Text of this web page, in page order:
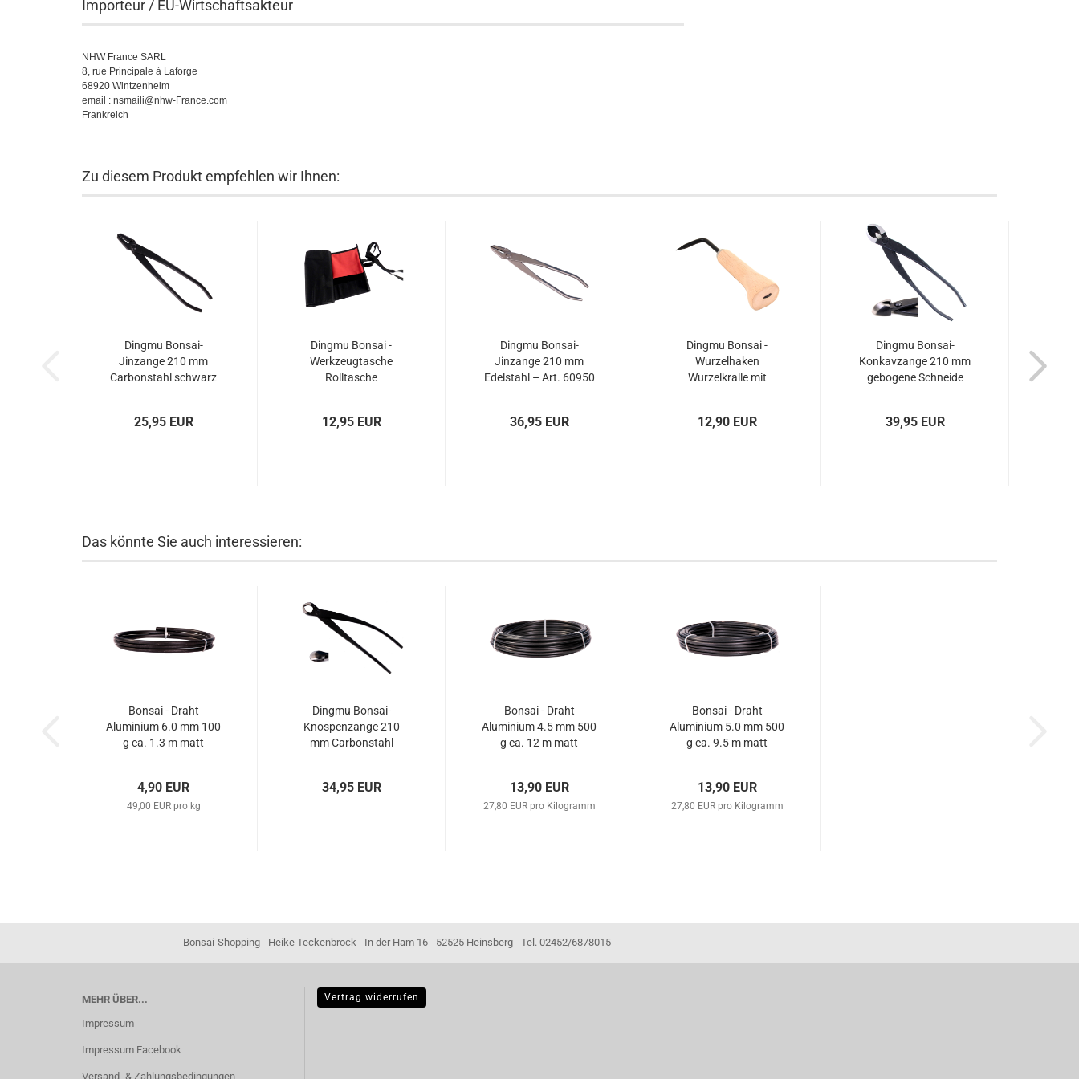
Importeur / EU-Wirtschaftsakteur
NHW France SARL
8, rue Principale à Laforge
68920 Wintzenheim
email : nsmaili@nhw-France.com
Frankreich
Zu diesem Produkt empfehlen wir Ihnen:
Dingmu Bonsai-
Jinzange 210 mm
Carbonstahl schwarz
25,95 EUR
Dingmu Bonsai -
Werkzeugtasche
Rolltasche
12,95 EUR
Dingmu Bonsai-
Jinzange 210 mm
Edelstahl – Art. 60950
36,95 EUR
Dingmu Bonsai -
Wurzelhaken
Wurzelkralle mit
12,90 EUR
Dingmu Bonsai-
Konkavzange 210 mm
gebogene Schneide
39,95 EUR
Das könnte Sie auch interessieren:
Bonsai - Draht
Aluminium 6.0 mm 100
g ca. 1.3 m matt
4,90 EUR
49,00 EUR pro kg
Dingmu Bonsai-
Knospenzange 210
mm Carbonstahl
34,95 EUR
Bonsai - Draht
Aluminium 4.5 mm 500
g ca. 12 m matt
13,90 EUR
27,80 EUR pro Kilogramm
Bonsai - Draht
Aluminium 5.0 mm 500
g ca. 9.5 m matt
13,90 EUR
27,80 EUR pro Kilogramm
Bonsai-Shopping - Heike Teckenbrock - In der Ham 16 - 52525 Heinsberg - Tel. 02452/6878015
MEHR ÜBER...
Impressum
Impressum Facebook
Versand- & Zahlungsbedingungen
Vertrag widerrufen